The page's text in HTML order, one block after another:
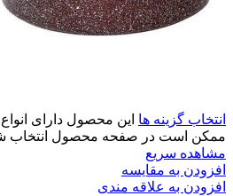
انتخاب گزینه ها این محصول دارای
ممکن است در صفحه محصول انتخاب
مشاهده سریع
افزودن به مقایسه
افزودن به علاقه مندی